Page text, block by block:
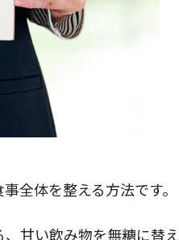
全体を整える方法です。
甘い飲み物を無糖に替え
閉じる